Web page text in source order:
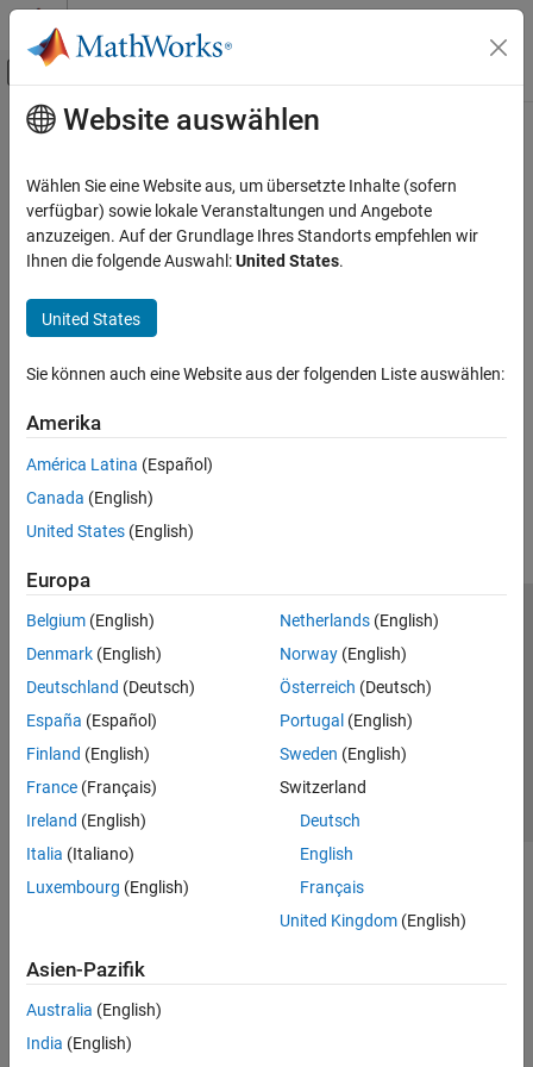
Weiter zum Inhalt
Umschaltung für Off-Canvas-
Startseite der Dokumentation
Hauptinhalt
How useful was this information?
Website auswählen
Wählen Sie eine Website aus, um übersetzte Inhalte (sofern
verfügbar) sowie lokale Veranstaltungen und Angebote
anzuzeigen. Auf der Grundlage Ihres Standorts empfehlen wir
Ihnen die folgende Auswahl:United States.
United States
Sie können auch eine Website aus der folgenden Liste auswählen:
Amerika
América Latina (Español)
Canada (English)
United States (English)
Europa
Belgium (English)
Denmark (English)
Deutschland (Deutsch)
España (Español)
Finland (English)
France (Français)
Ireland (English)
Italia (Italiano)
Luxembourg (English)
Netherlands(English)
Norway(English)
Österreich (Deutsch)
Portugal (English)
Sweden (English)
Switzerland
Deutsch
English
Français
United Kingdom(English)
Asien-Pazifik
Australia (English)
India (English)
Trust Center
Datenschutz-Richtlinien
Datendiebstahl verhindern
Status von Anwendungen
© 1994-2026 The MathWorks, Inc.
Website auswählen
Deutschland